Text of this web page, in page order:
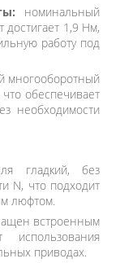
номинальный
1,9 Нм,
работу под
многооборотный
обеспечивает
необходимости
гладкий, без
N, что подходит
люфтом.
встроенным
приводах.